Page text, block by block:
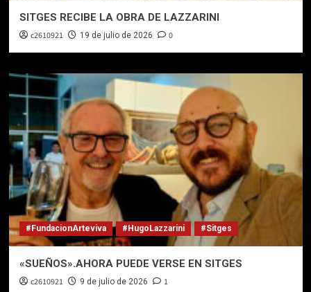
SITGES RECIBE LA OBRA DE LAZZARINI
c2610921 19 de julio de 2026 0
#FundacionArteviva #HugoLazzarini #Sitges
«SUEÑOS».AHORA PUEDE VERSE EN SITGES
c2610921 9 de julio de 2026 1